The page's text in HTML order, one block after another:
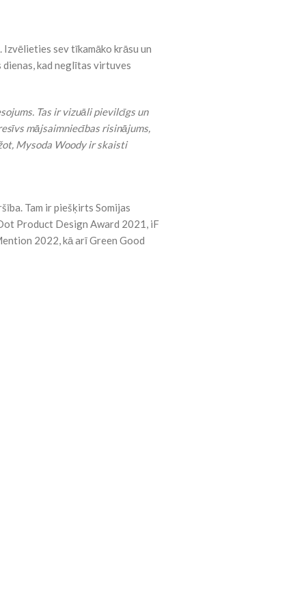
sev tīkamāko krāsu un
kad neglītas virtuves
Tas ir vizuāli pievilcīgs un
mājsaimniecības risinājums,
Mysoda Woody ir skaisti
Tam ir piešķirts Somijas
Product Design Award 2021, iF
2022, kā arī Green Good